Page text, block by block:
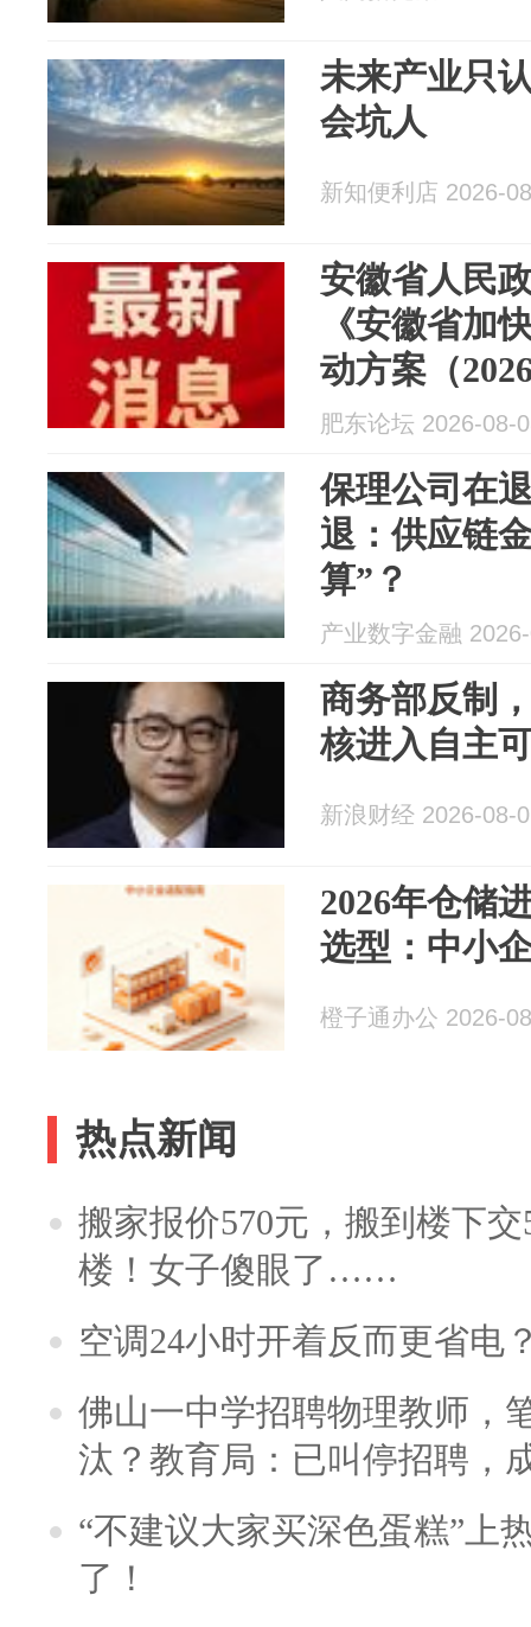
未来产业只
会坑人
新知便利店 2026-
安徽省人民
《安徽省加
动方案（
知！
肥东论坛 2026-08-
保理公司在
退：供应链
算”？
产业数字金融
商务部反制
核进入自主
新浪财经 2026-08-
2026年仓储
选型：中小
橙子通办公 2026-
热点新闻
搬家报价570元，搬到楼下
楼！女子傻眼了……
空调24小时开着反而更省电
佛山一中学招聘物理教师，
汰？教育局：已叫停招聘，
“不建议大家买深色蛋糕”上
了！